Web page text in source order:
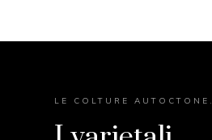
LE COLTURE AUTOCTONE.